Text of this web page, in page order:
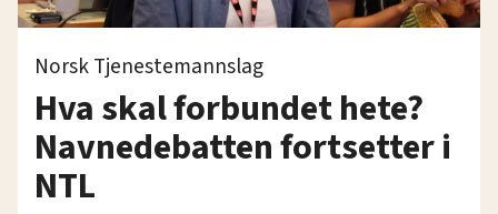
Norsk Tjenestemannslag
Hva skal forbundet hete?
Navnedebatten fortsetter i
NTL